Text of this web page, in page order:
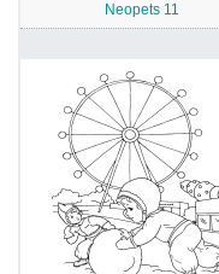
Neopets 11